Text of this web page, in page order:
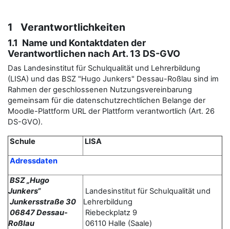
1 Verantwortlichkeiten
1.1 Name und Kontaktdaten der
Verantwortlichen nach Art. 13 DS-GVO
Das Landesinstitut für Schulqualität und Lehrerbildung
(LISA) und das BSZ "Hugo Junkers" Dessau-Roßlau sind im
Rahmen der geschlossenen Nutzungsvereinbarung
gemeinsam für die datenschutzrechtlichen Belange der
Moodle-Plattform URL der Plattform verantwortlich (Art. 26
DS-GVO).
Schule LISA
Adressdaten
BSZ „Hugo
Junkers“
Junkersstraße 30
06847 Dessau-
Roßlau
Landesinstitut für Schulqualität und
Lehrerbildung
Riebeckplatz 9
06110 Halle (Saale)